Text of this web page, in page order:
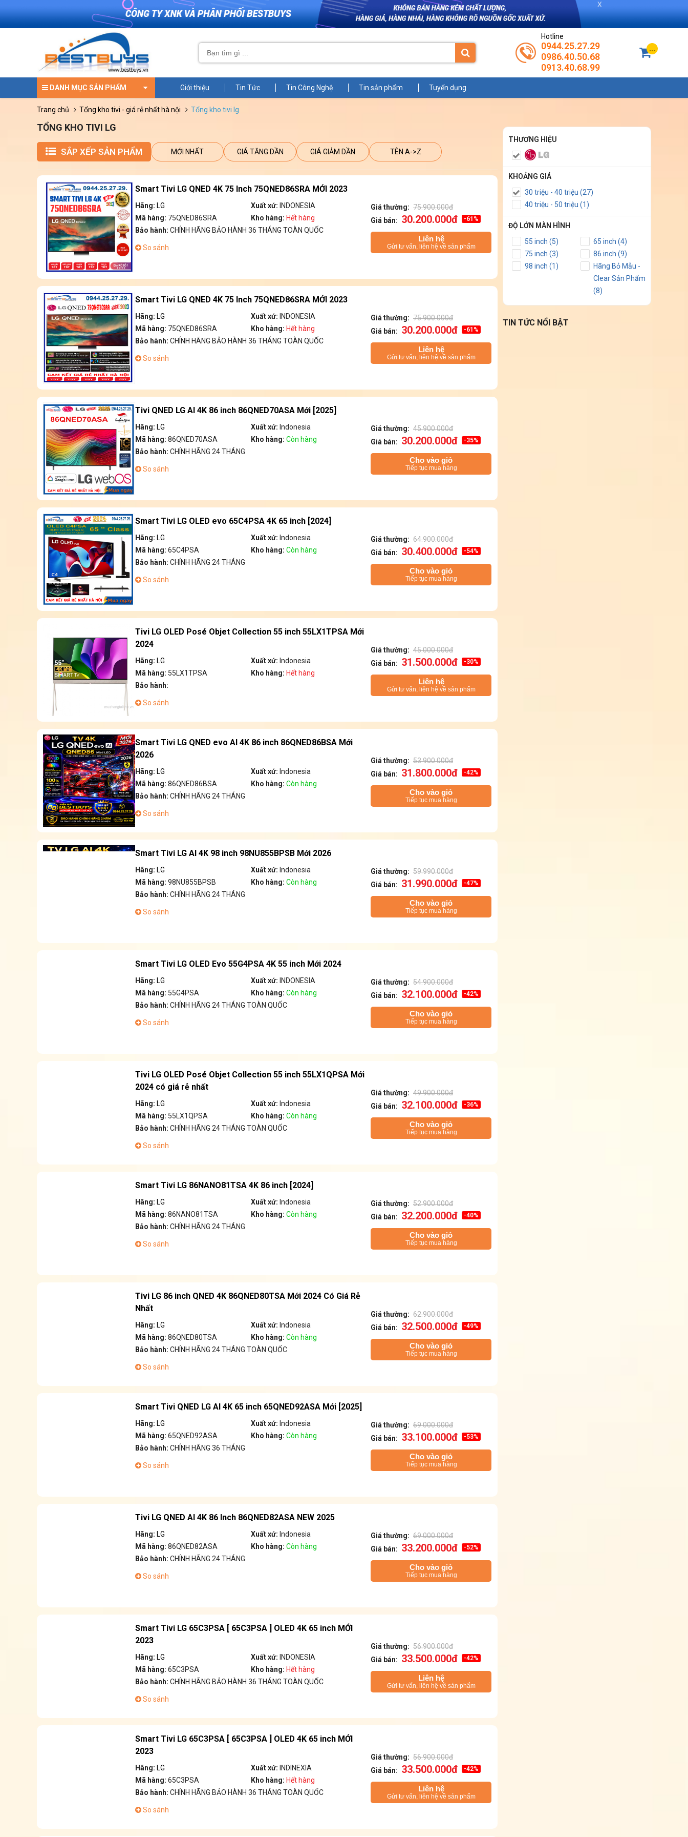
Hotline
0944.25.27.29
0986.40.50.68
0913.40.68.99
...
DANH MỤC SẢN PHẨM Giới thiệu Tin Tức Tin Công Nghệ Tin sản phẩm Tuyển dụng
trang chủ tổng kho tivi - giá rẻ nhất hà nội tổng kho tivi lg
TỔNG KHO TIVI LG
SẮP XẾP SẢN PHẨM MỚI NHẤT GIÁ TĂNG DẦN GIÁ GIẢM DẦN TÊN A->Z
Smart Tivi LG QNED 4K 75 Inch 75QNED86SRA MỚI 2023
Hãng: LG Xuất xứ: INDONESIA
Mã hàng: 75QNED86SRA Kho hàng: Hết hàng
Bảo hành: CHÍNH HÃNG BẢO HÀNH 36 THÁNG TOÀN QUỐC
So sánh
Giá thường: 75.900.000đ
Giá bán: 30.200.000đ -61%
Liên hệ
Gửi tư vấn, liên hệ về sản phẩm
Smart Tivi LG QNED 4K 75 Inch 75QNED86SRA MỚI 2023
Hãng: LG Xuất xứ: INDONESIA
Mã hàng: 75QNED86SRA Kho hàng: Hết hàng
Bảo hành: CHÍNH HÃNG BẢO HÀNH 36 THÁNG TOÀN QUỐC
So sánh
Giá thường: 75.900.000đ
Giá bán: 30.200.000đ -61%
Liên hệ
Gửi tư vấn, liên hệ về sản phẩm
Tivi QNED LG AI 4K 86 inch 86QNED70ASA Mới [2025]
Hãng: LG Xuất xứ: Indonesia
Mã hàng: 86QNED70ASA Kho hàng: Còn hàng
Bảo hành: CHÍNH HÃNG 24 THÁNG
So sánh
Giá thường: 45.900.000đ
Giá bán: 30.200.000đ -35%
Cho vào giỏ
Tiếp tục mua hàng
Smart Tivi LG OLED evo 65C4PSA 4K 65 inch [2024]
Hãng: LG Xuất xứ: Indonesia
Mã hàng: 65C4PSA Kho hàng: Còn hàng
Bảo hành: CHÍNH HÃNG 24 THÁNG
So sánh
Giá thường: 64.900.000đ
Giá bán: 30.400.000đ -54%
Cho vào giỏ
Tiếp tục mua hàng
Tivi LG OLED Posé Objet Collection 55 inch 55LX1TPSA Mới
2024
Hãng: LG Xuất xứ: Indonesia
Mã hàng: 55LX1TPSA Kho hàng: Hết hàng
Bảo hành:
So sánh
Giá thường: 45.000.000đ
Giá bán: 31.500.000đ -30%
Liên hệ
Gửi tư vấn, liên hệ về sản phẩm
Smart Tivi LG QNED evo AI 4K 86 inch 86QNED86BSA Mới
2026
Hãng: LG Xuất xứ: Indonesia
Mã hàng: 86QNED86BSA Kho hàng: Còn hàng
Bảo hành: CHÍNH HÃNG 24 THÁNG
So sánh
Giá thường: 53.900.000đ
Giá bán: 31.800.000đ -42%
Cho vào giỏ
Tiếp tục mua hàng
Smart Tivi LG AI 4K 98 inch 98NU855BPSB Mới 2026
Hãng: LG Xuất xứ: Indonesia
Mã hàng: 98NU855BPSB Kho hàng: Còn hàng
Bảo hành: CHÍNH HÃNG 24 THÁNG
So sánh
Giá thường: 59.990.000đ
Giá bán: 31.990.000đ -47%
Cho vào giỏ
Tiếp tục mua hàng
Smart Tivi LG OLED Evo 55G4PSA 4K 55 inch Mới 2024
Hãng: LG Xuất xứ: INDONESIA
Mã hàng: 55G4PSA Kho hàng: Còn hàng
Bảo hành: CHÍNH HÃNG 24 THÁNG TOÀN QUỐC
So sánh
Giá thường: 54.900.000đ
Giá bán: 32.100.000đ -42%
Cho vào giỏ
Tiếp tục mua hàng
Tivi LG OLED Posé Objet Collection 55 inch 55LX1QPSA Mới
2024 có giá rẻ nhất
Hãng: LG Xuất xứ: Indonesia
Mã hàng: 55LX1QPSA Kho hàng: Còn hàng
Bảo hành: CHÍNH HÃNG 24 THÁNG TOÀN QUỐC
So sánh
Giá thường: 49.900.000đ
Giá bán: 32.100.000đ -36%
Cho vào giỏ
Tiếp tục mua hàng
Smart Tivi LG 86NANO81TSA 4K 86 inch [2024]
Hãng: LG Xuất xứ: Indonesia
Mã hàng: 86NANO81TSA Kho hàng: Còn hàng
Bảo hành: CHÍNH HÃNG 24 THÁNG
So sánh
Giá thường: 52.900.000đ
Giá bán: 32.200.000đ -40%
Cho vào giỏ
Tiếp tục mua hàng
Tivi LG 86 inch QNED 4K 86QNED80TSA Mới 2024 Có Giá Rẻ
Nhất
Hãng: LG Xuất xứ: Indonesia
Mã hàng: 86QNED80TSA Kho hàng: Còn hàng
Bảo hành: CHÍNH HÃNG 24 THÁNG TOÀN QUỐC
So sánh
Giá thường: 62.900.000đ
Giá bán: 32.500.000đ -49%
Cho vào giỏ
Tiếp tục mua hàng
Smart Tivi QNED LG AI 4K 65 inch 65QNED92ASA Mới [2025]
Hãng: LG Xuất xứ: Indonesia
Mã hàng: 65QNED92ASA Kho hàng: Còn hàng
Bảo hành: CHÍNH HÃNG 36 THÁNG
So sánh
Giá thường: 69.000.000đ
Giá bán: 33.100.000đ -53%
Cho vào giỏ
Tiếp tục mua hàng
Tivi LG QNED AI 4K 86 Inch 86QNED82ASA NEW 2025
Hãng: LG Xuất xứ: Indonesia
Mã hàng: 86QNED82ASA Kho hàng: Còn hàng
Bảo hành: CHÍNH HÃNG 24 THÁNG
So sánh
Giá thường: 69.000.000đ
Giá bán: 33.200.000đ -52%
Cho vào giỏ
Tiếp tục mua hàng
Smart Tivi LG 65C3PSA [ 65C3PSA ] OLED 4K 65 inch MỚI
2023
Hãng: LG Xuất xứ: INDONESIA
Mã hàng: 65C3PSA Kho hàng: Hết hàng
Bảo hành: CHÍNH HÃNG BẢO HÀNH 36 THÁNG TOÀN QUỐC
So sánh
Giá thường: 56.900.000đ
Giá bán: 33.500.000đ -42%
Liên hệ
Gửi tư vấn, liên hệ về sản phẩm
Smart Tivi LG 65C3PSA [ 65C3PSA ] OLED 4K 65 inch MỚI
2023
Hãng: LG Xuất xứ: INDINEXIA
Mã hàng: 65C3PSA Kho hàng: Hết hàng
Bảo hành: CHÍNH HÃNG BẢO HÀNH 36 THÁNG TOÀN QUỐC
So sánh
Giá thường: 56.900.000đ
Giá bán: 33.500.000đ -42%
Liên hệ
Gửi tư vấn, liên hệ về sản phẩm
THƯƠNG HIỆU
KHOẢNG GIÁ
30 triệu - 40 triệu (27)
40 triệu - 50 triệu (1)
ĐỘ LỚN MÀN HÌNH
55 inch (5)
65 inch (4)
75 inch (3)
86 inch (9)
98 inch (1)
Hãng Bỏ Mẫu -
Clear Sản Phẩm
(8)
TIN TỨC NỔI BẬT